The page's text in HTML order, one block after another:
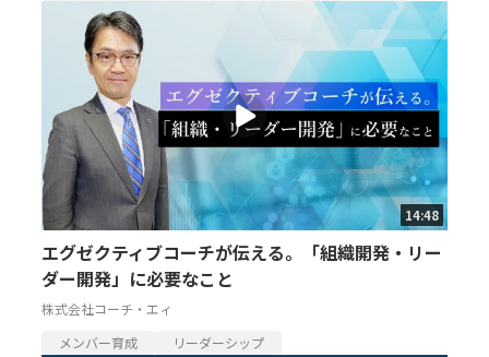
14:48
エグゼクティブコーチが伝える。「組織開発・リー
ダー開発」に必要なこと
株式会社コーチ・エィ
メンバー育成
リーダーシップ